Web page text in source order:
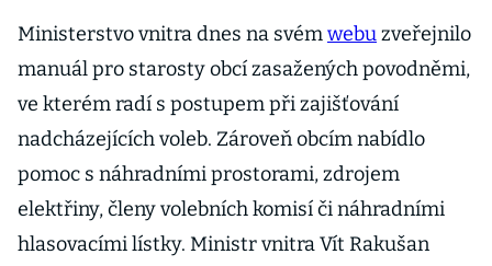
Ministerstvo vnitra dnes na svémwebuzveřejnilo
manuál pro starosty obcí zasažených povodněmi,
ve kterém radí s postupem při zajišťování
nadcházejících voleb. Zároveň obcím nabídlo
pomoc s náhradními prostorami, zdrojem
elektřiny, členy volebních komisí či náhradními
hlasovacími lístky. Ministr vnitra Vít Rakušan